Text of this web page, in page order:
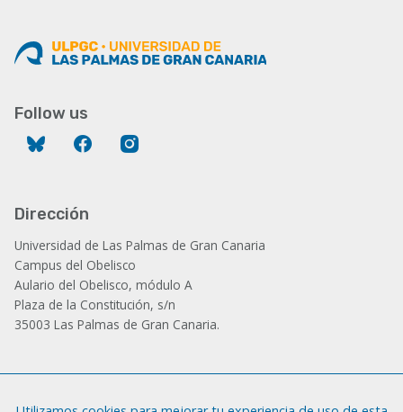
Follow us
Bluesky Facebook
Dirección
Universidad de Las Palmas de Gran Canaria
Campus del Obelisco
Aulario del Obelisco, módulo A
Plaza de la Constitución, s/n
35003 Las Palmas de Gran Canaria.